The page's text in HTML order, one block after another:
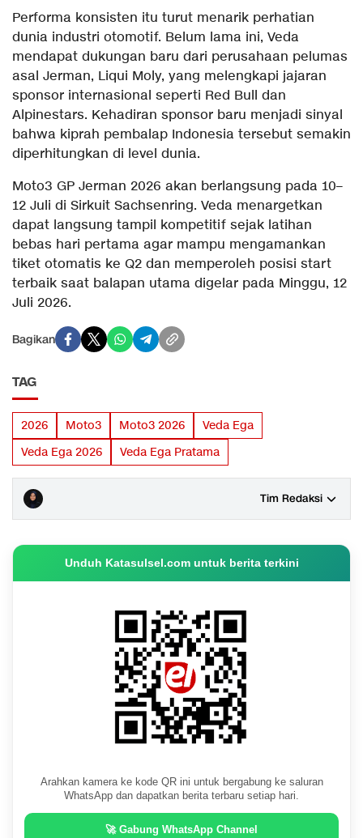
Performa konsisten itu turut menarik perhatian
dunia industri otomotif. Belum lama ini, Veda
mendapat dukungan baru dari perusahaan pelumas
asal Jerman, Liqui Moly, yang melengkapi jajaran
sponsor internasional seperti Red Bull dan
Alpinestars. Kehadiran sponsor baru menjadi sinyal
bahwa kiprah pembalap Indonesia tersebut semakin
diperhitungkan di level dunia.
Moto3 GP Jerman 2026 akan berlangsung pada 10–
12 Juli di Sirkuit Sachsenring. Veda menargetkan
dapat langsung tampil kompetitif sejak latihan
bebas hari pertama agar mampu mengamankan
tiket otomatis ke Q2 dan memperoleh posisi start
terbaik saat balapan utama digelar pada Minggu, 12
Juli 2026.
Bagikan
TAG
2026 Moto3 Moto3 2026
Veda Ega
Veda Ega 2026
Veda Ega Pratama
Tim Redaksi
Unduh Katasulsel.com untuk berita terkini
Arahkan kamera ke kode QR ini untuk bergabung ke saluran
WhatsApp dan dapatkan berita terbaru setiap hari.
🚀 Gabung WhatsApp Channel